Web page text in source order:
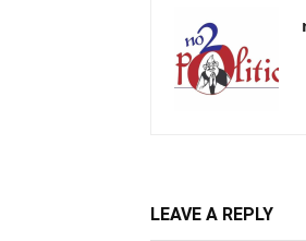
LEAVE A REPLY